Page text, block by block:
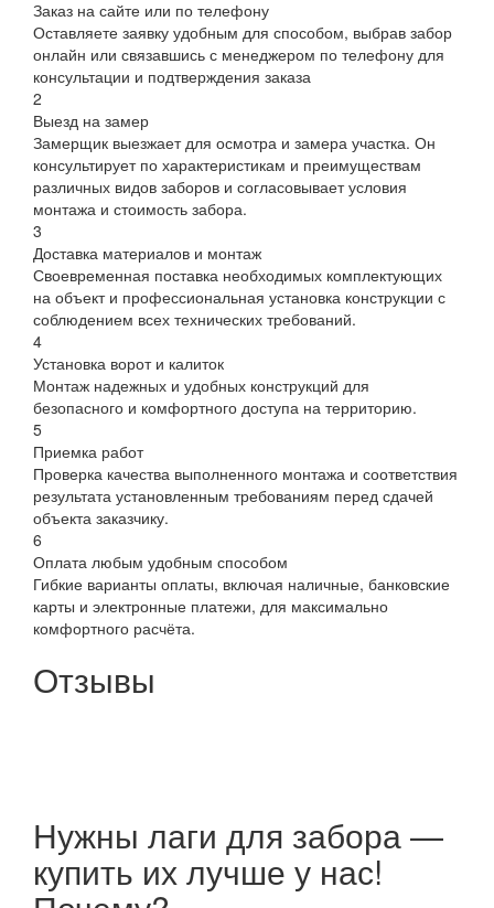
Заказ на сайте или по телефону
Оставляете заявку удобным для способом, выбрав забор
онлайн или связавшись с менеджером по телефону для
консультации и подтверждения заказа
2
Выезд на замер
Замерщик выезжает для осмотра и замера участка. Он
консультирует по характеристикам и преимуществам
различных видов заборов и согласовывает условия
монтажа и стоимость забора.
3
Доставка материалов и монтаж
Своевременная поставка необходимых комплектующих
на объект и профессиональная установка конструкции с
соблюдением всех технических требований.
4
Установка ворот и калиток
Монтаж надежных и удобных конструкций для
безопасного и комфортного доступа на территорию.
5
Приемка работ
Проверка качества выполненного монтажа и соответствия
результата установленным требованиям перед сдачей
объекта заказчику.
6
Оплата любым удобным способом
Гибкие варианты оплаты, включая наличные, банковские
карты и электронные платежи, для максимально
комфортного расчёта.
Отзывы
Нужны лаги для забора —
купить их лучше у нас!